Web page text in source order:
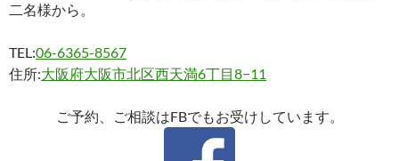
二名様から。
TEL:06-6365-8567
住所:大阪府大阪市北区西天満6丁目8−11
ご予約、ご相談はFBでもお受けしています。